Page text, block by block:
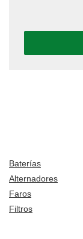
Baterías
Alternadores
Faros
Filtros